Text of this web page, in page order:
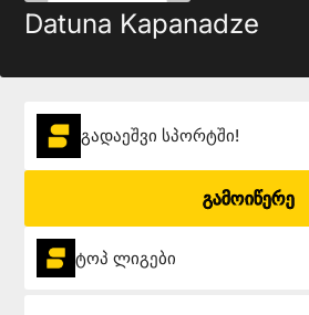
Datuna Kapanadze
გადაეშვი სპორტში!
გამოიწერე
ტოპ ლიგები